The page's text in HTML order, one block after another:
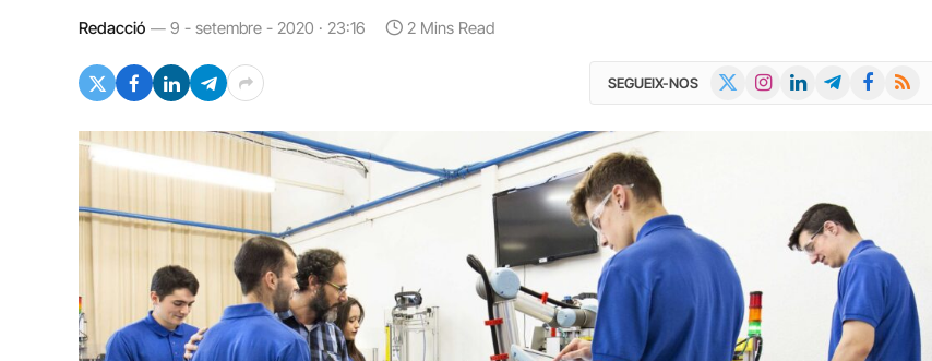
Redacció 9 - setembre - 2020 · 23:16 2 Mins Read
SEGUEIX-NOS InstagramLinkedInTelegramFacebook
RSS